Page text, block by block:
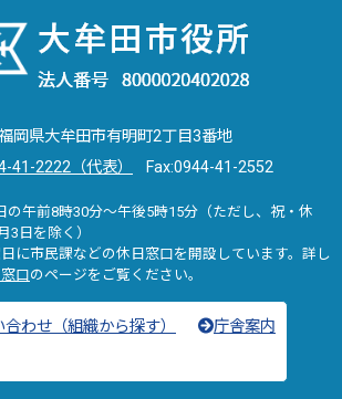
岡県大牟田市有明町2丁目3番地
41-2222（代表） Fax:0944-41-2552
の午前8時30分～午後5時15分（ただし、祝・休
3日を除く）
に市民課などの休日窓口を開設しています。詳し
口のページをご覧ください。
わせ（組織から探す）
庁舎案内